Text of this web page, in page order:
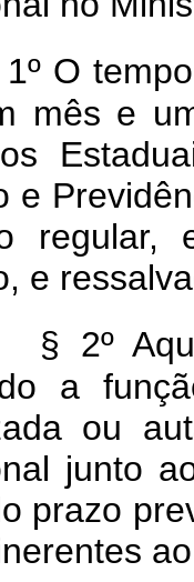
1º O
mês e
e
e
§ 2º
a
ou
junto
prazo